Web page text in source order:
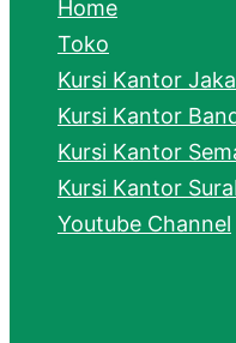
h
Home
Toko
Kursi Kantor
Kursi Kantor
Kursi Kantor
Kursi Kantor
Youtube Channel